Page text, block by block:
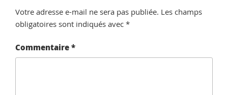
Votre adresse e-mail ne sera pas publiée. Les champs
obligatoires sont indiqués avec *
Commentaire*